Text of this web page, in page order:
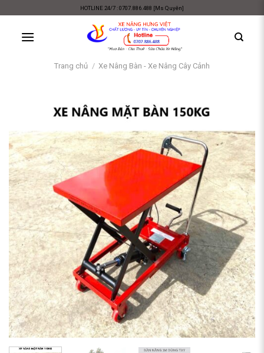
content
HOTLINE 24/7 : 0707.886.488 [Ms Quyên]
Trang chủ / Xe Nâng Bàn - Xe Nâng Cây Cảnh